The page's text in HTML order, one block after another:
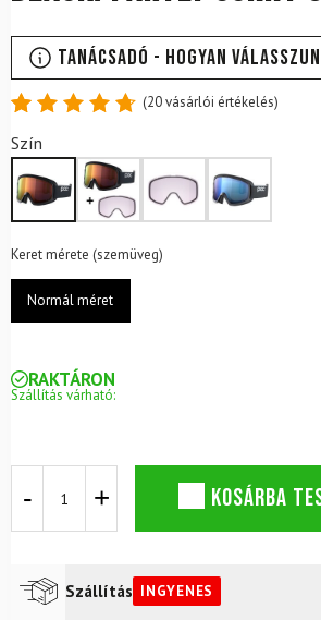
Tanácsadó - Hogyan
4.8
ből,
értékelés
alapján
(20vásárlói értékelés)
Szín
Keret mérete (szemüveg)
Normál méret
RAKTÁRON
Szállítás várható:
POC
Sunny
Orange
KOSÁRBA
Szállítás INGYENES